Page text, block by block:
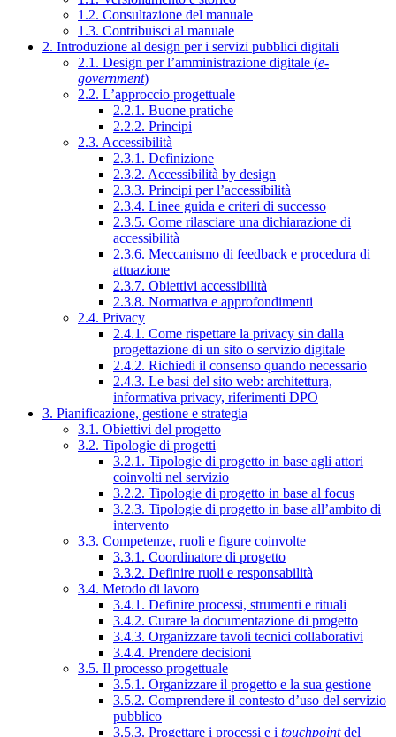
1.2. Consultazione del manuale
1.3. Contribuisci al manuale
2. Introduzione al design per i servizi pubblici digitali
2.1. Design per l’amministrazione digitale (e-
government)
2.2. L’approccio progettuale
2.2.1. Buone pratiche
2.2.2. Principi
2.3. Accessibilità
2.3.1. Definizione
2.3.2. Accessibilità by design
2.3.3. Principi per l’accessibilità
2.3.4. Linee guida e criteri di successo
2.3.5. Come rilasciare una dichiarazione di
accessibilità
2.3.6. Meccanismo di feedback e procedura di
attuazione
2.3.7. Obiettivi accessibilità
2.3.8. Normativa e approfondimenti
2.4. Privacy
2.4.1. Come rispettare la privacy sin dalla
progettazione di un sito o servizio digitale
2.4.2. Richiedi il consenso quando necessario
2.4.3. Le basi del sito web: architettura,
informativa privacy, riferimenti DPO
3. Pianificazione, gestione e strategia
3.1. Obiettivi del progetto
3.2. Tipologie di progetti
3.2.1. Tipologie di progetto in base agli attori
coinvolti nel servizio
3.2.2. Tipologie di progetto in base al focus
3.2.3. Tipologie di progetto in base all’ambito di
intervento
3.3. Competenze, ruoli e figure coinvolte
3.3.1. Coordinatore di progetto
3.3.2. Definire ruoli e responsabilità
3.4. Metodo di lavoro
3.4.1. Definire processi, strumenti e rituali
3.4.2. Curare la documentazione di progetto
3.4.3. Organizzare tavoli tecnici collaborativi
3.4.4. Prendere decisioni
3.5. Il processo progettuale
3.5.1. Organizzare il progetto e la sua gestione
3.5.2. Comprendere il contesto d’uso del servizio
pubblico
3.5.3. Progettare i processi e i touchpointdel